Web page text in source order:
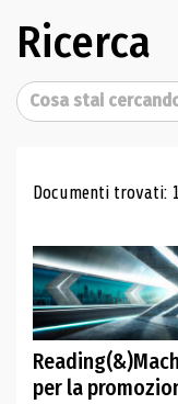
Ricerca
Cerca
Risultati
Documenti trovati: 1
per la